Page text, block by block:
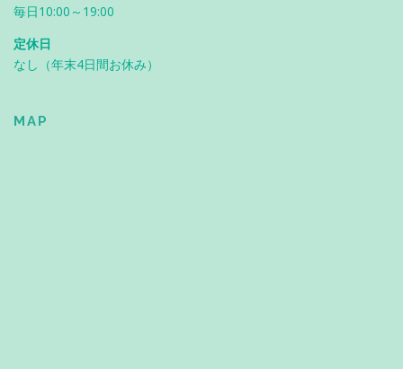
毎日10:00～19:00
定休日
なし（年末4日間お休み）
MAP